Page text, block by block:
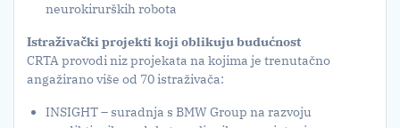
neurokirurških robota
Istraživački projekti koji oblikuju budućnost
CRTA provodi niz projekata na kojima je trenutačno
angažirano više od 70 istraživača:
INSIGHT – suradnja s BMW Group na razvoju